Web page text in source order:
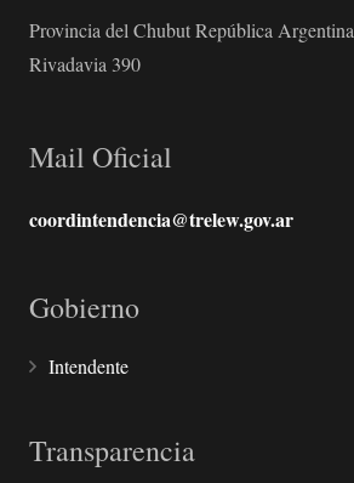
Provincia del Chubut República Argentina
Rivadavia 390
Mail Oficial
coordintendencia@trelew.gov.ar
Gobierno
Intendente
Transparencia